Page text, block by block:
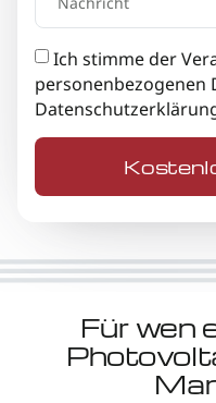
Ich stimme der
personenbezogenen
Für wen